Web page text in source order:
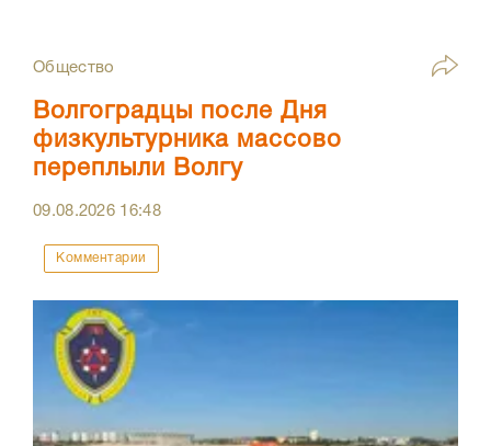
Общество
Волгоградцы после Дня
физкультурника массово
переплыли Волгу
09.08.2026 16:48
Комментарии